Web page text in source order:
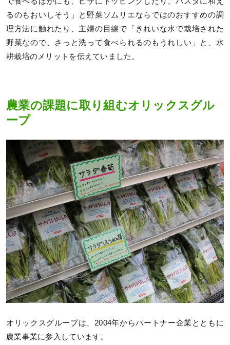
るのもおいしそう」と野菜ソムリエならではのおすすめの調
理方法に触れたり、主婦の目線で「きれいな水で栽培された
野菜なので、さっと洗って食べられるのもうれしい」と、水
耕栽培のメリットを伝えていました。
農業の課題に取り組むオリックスグル
ープ
オリックスグループは、2004年からパートナー企業とともに
農業事業に参入しています。